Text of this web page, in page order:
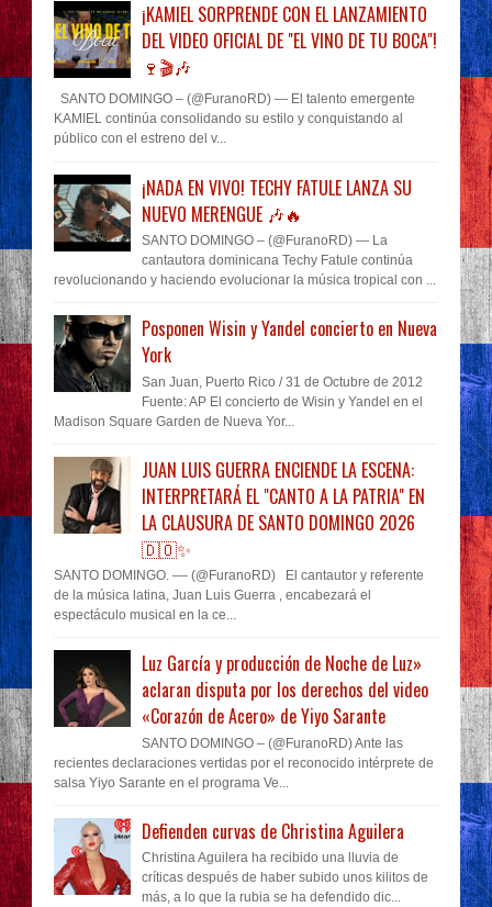
¡KAMIEL SORPRENDE CON EL LANZAMIENTO
DEL VIDEO OFICIAL DE "EL VINO DE TU BOCA"!
🍷🎬🎶
SANTO DOMINGO – (@FuranoRD) — El talento emergente
KAMIEL continúa consolidando su estilo y conquistando al
público con el estreno del v...
¡NADA EN VIVO! TECHY FATULE LANZA SU
NUEVO MERENGUE 🎶🔥
SANTO DOMINGO – (@FuranoRD) — La
cantautora dominicana Techy Fatule continúa
revolucionando y haciendo evolucionar la música tropical con ...
Posponen Wisin y Yandel concierto en Nueva
York
San Juan, Puerto Rico / 31 de Octubre de 2012
Fuente: AP El concierto de Wisin y Yandel en el
Madison Square Garden de Nueva Yor...
JUAN LUIS GUERRA ENCIENDE LA ESCENA:
INTERPRETARÁ EL "CANTO A LA PATRIA" EN
LA CLAUSURA DE SANTO DOMINGO 2026
🇩🇴✨
SANTO DOMINGO. –– (@FuranoRD) El cantautor y referente
de la música latina, Juan Luis Guerra , encabezará el
espectáculo musical en la ce...
Luz García y producción de Noche de Luz»
aclaran disputa por los derechos del video
«Corazón de Acero» de Yiyo Sarante
SANTO DOMINGO – (@FuranoRD) Ante las
recientes declaraciones vertidas por el reconocido intérprete de
salsa Yiyo Sarante en el programa Ve...
Defienden curvas de Christina Aguilera
Christina Aguilera ha recibido una lluvia de
críticas después de haber subido unos kilitos de
más, a lo que la rubia se ha defendido dic...